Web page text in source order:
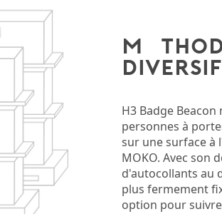
H3 Badge
personnes à
sur une surface à
MOKO. Avec son
d'autocollants au
plus fermement
option pour